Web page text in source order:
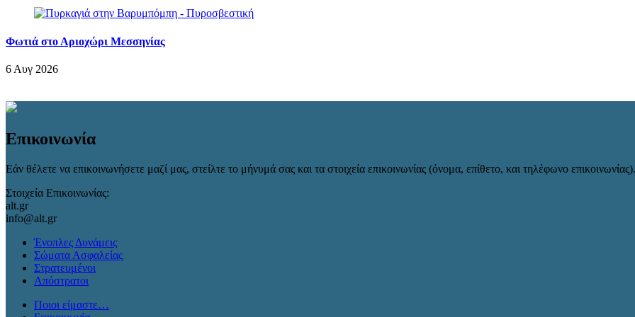
Φωτιά στο Αριοχώρι Μεσσηνίας
6 Αυγ 2026
Επικοινωνία
Εάν θέλετε να επικοινωνήσετε μαζί μας, στείλτε το μήνυμά σας και τα στοιχεία επικοινωνίας (όνομα, επίθετο, και τηλέφωνο επικοινωνίας).
Στοιχεία Επικοινωνίας:
alt.gr
info@alt.gr
Ένοπλες Δυνάμεις
Σώματα Ασφαλείας
Στρατευμένοι
Απόστρατοι
Ποιοι είμαστε…